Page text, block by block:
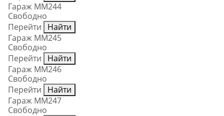
Гараж ММ244
Свободно
Перейти
Найти
Гараж ММ245
Свободно
Перейти
Найти
Гараж ММ246
Свободно
Перейти
Найти
Гараж ММ247
Свободно